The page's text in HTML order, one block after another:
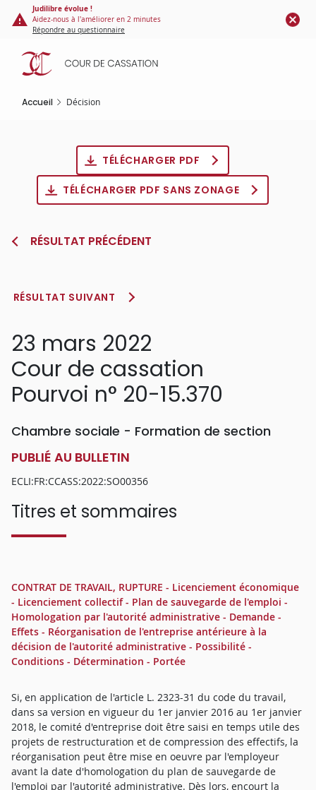
Panneau de gestion des cookies
contenu
principal
Judilibre évolue !
Aidez-nous à l'améliorer en 2 minutes
Répondre au questionnaire
Accueil Décision
TÉLÉCHARGER PDF
TÉLÉCHARGER PDF SANS ZONAGE
RÉSULTAT PRÉCÉDENT
RÉSULTAT SUIVANT
23 mars 2022
Cour de cassation
Pourvoi n° 20-15.370
Chambre sociale - Formation de section
PUBLIÉ AU BULLETIN
ECLI:FR:CCASS:2022:SO00356
Titres et sommaires
CONTRAT DE TRAVAIL, RUPTURE - Licenciement économique
- Licenciement collectif - Plan de sauvegarde de l'emploi -
Homologation par l'autorité administrative - Demande -
Effets - Réorganisation de l'entreprise antérieure à la
décision de l'autorité administrative - Possibilité -
Conditions - Détermination - Portée
Si, en application de l'article L. 2323-31 du code du travail,
dans sa version en vigueur du 1er janvier 2016 au 1er janvier
2018, le comité d'entreprise doit être saisi en temps utile des
projets de restructuration et de compression des effectifs, la
réorganisation peut être mise en oeuvre par l'employeur
avant la date d'homologation du plan de sauvegarde de
l'emploi par l'autorité administrative. Dès lors, encourt la